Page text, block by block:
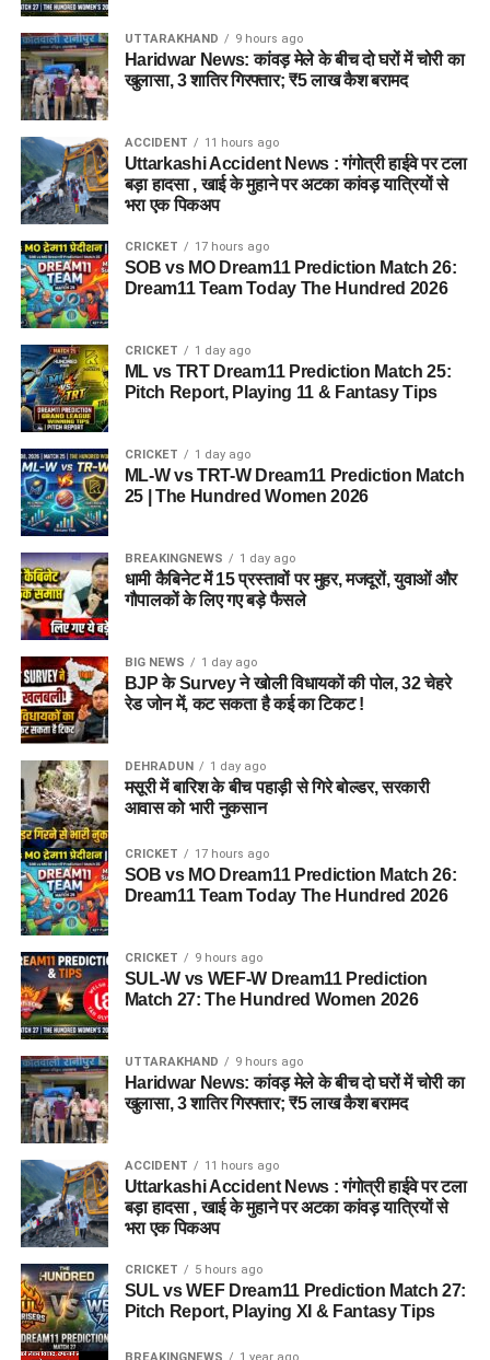
UTTARAKHAND 9 hours ago
Haridwar News: कांवड़ मेले के बीच दो घरों में चोरी का
खुलासा, 3 शातिर गिरफ्तार; ₹5 लाख कैश बरामद
ACCIDENT 11 hours ago
Uttarkashi Accident News : गंगोत्री हाईवे पर टला
बड़ा हादसा , खाई के मुहाने पर अटका कांवड़ यात्रियों से
भरा एक पिकअप
CRICKET 17 hours ago
SOB vs MO Dream11 Prediction Match 26:
Dream11 Team Today The Hundred 2026
CRICKET 1 day ago
ML vs TRT Dream11 Prediction Match 25:
Pitch Report, Playing 11 & Fantasy Tips
CRICKET 1 day ago
ML-W vs TRT-W Dream11 Prediction Match
25 | The Hundred Women 2026
BREAKINGNEWS 1 day ago
धामी कैबिनेट में 15 प्रस्तावों पर मुहर, मजदूरों, युवाओं और
गौपालकों के लिए गए बड़े फैसले
BIG NEWS 1 day ago
BJP के Survey ने खोली विधायकों की पोल, 32 चेहरे
रेड जोन में, कट सकता है कई का टिकट !
DEHRADUN 1 day ago
मसूरी में बारिश के बीच पहाड़ी से गिरे बोल्डर, सरकारी
आवास को भारी नुकसान
CRICKET 17 hours ago
SOB vs MO Dream11 Prediction Match 26:
Dream11 Team Today The Hundred 2026
CRICKET 9 hours ago
SUL-W vs WEF-W Dream11 Prediction
Match 27: The Hundred Women 2026
UTTARAKHAND 9 hours ago
Haridwar News: कांवड़ मेले के बीच दो घरों में चोरी का
खुलासा, 3 शातिर गिरफ्तार; ₹5 लाख कैश बरामद
ACCIDENT 11 hours ago
Uttarkashi Accident News : गंगोत्री हाईवे पर टला
बड़ा हादसा , खाई के मुहाने पर अटका कांवड़ यात्रियों से
भरा एक पिकअप
CRICKET 5 hours ago
SUL vs WEF Dream11 Prediction Match 27:
Pitch Report, Playing XI & Fantasy Tips